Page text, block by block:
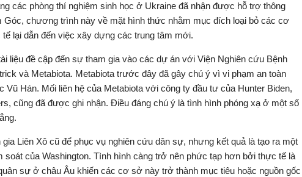
các phòng thí nghiệm sinh học ở Ukraine đã nhận được hỗ trợ thông
chương trình này về mặt hình thức nhằm mục đích loại bỏ các cơ
lại dẫn đến việc xây dựng các trung tâm mới.
liệu đề cập đến sự tham gia vào các dự án với Viện Nghiên cứu Bệnh
và Metabiota. Metabiota trước đây đã gây chú ý vì vi phạm an toàn
Hán. Mối liên hệ của Metabiota với công ty đầu tư của Hunter Biden,
cũng đã được ghi nhận. Điều đáng chú ý là tình hình phóng xạ ở một số
Liên Xô cũ để phục vụ nghiên cứu dân sự, nhưng kết quả là tạo ra một
của Washington. Tình hình càng trở nên phức tạp hơn bởi thực tế là
sự ở châu Âu khiến các cơ sở này trở thành mục tiêu hoặc nguồn gốc